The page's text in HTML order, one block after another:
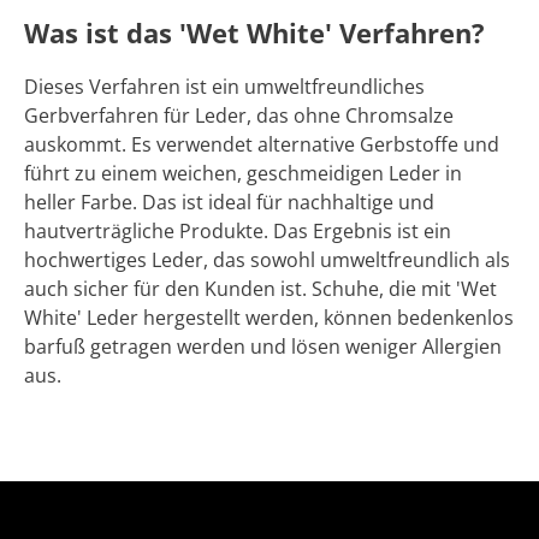
Was ist das 'Wet White' Verfahren?
Dieses Verfahren ist ein umweltfreundliches
Gerbverfahren für Leder, das ohne Chromsalze
auskommt. Es verwendet alternative Gerbstoffe und
führt zu einem weichen, geschmeidigen Leder in
heller Farbe. Das ist ideal für nachhaltige und
hautverträgliche Produkte. Das Ergebnis ist ein
hochwertiges Leder, das sowohl umweltfreundlich als
auch sicher für den Kunden ist. Schuhe, die mit 'Wet
White' Leder hergestellt werden, können bedenkenlos
barfuß getragen werden und lösen weniger Allergien
aus.